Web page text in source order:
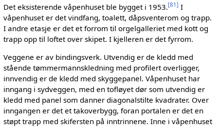
Det eksisterende våpenhuset ble bygget i 1953.[81 ] I
våpenhuset er det vindfang, toalett, dåpsventerom og trapp.
I andre etasje er det et forrom til orgelgalleriet med kott og
trapp opp til loftet over skipet. I kjelleren er det fyrrom.
Veggene er av bindingsverk. Utvendig er de kledd med
stående tømmermannskledning med profilert overligger,
innvendig er de kledd med skyggepanel. Våpenhuset har
inngang i sydveggen, med en tofløyet dør som utvendig er
kledd med panel som danner diagonalstilte kvadrater. Over
inngangen er det et takoverbygg, foran portalen er det en
støpt trapp med skifersten på inntrinnene. Inne i våpenhuset